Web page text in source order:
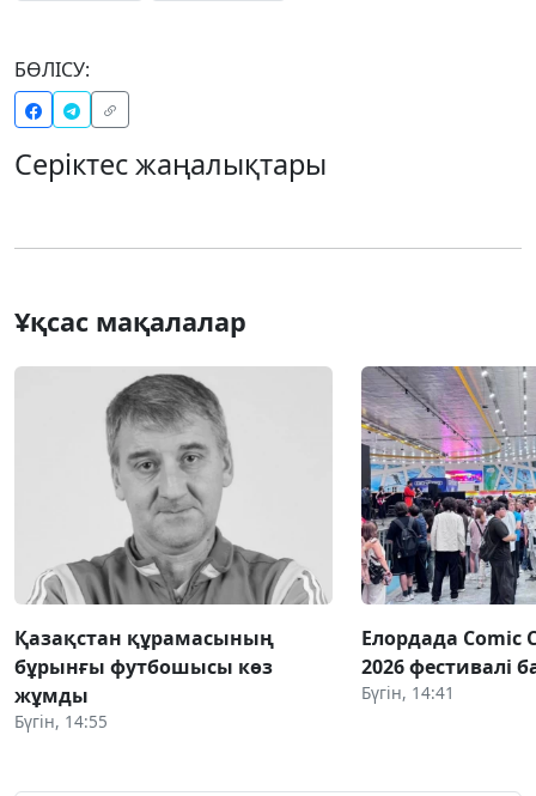
БӨЛІСУ:
Серіктес жаңалықтары
Ұқсас мақалалар
Қазақстан құрамасының
бұрынғы футбошысы көз
жұмды
Бүгін, 14:55
Елордада Comic
2026 фестивалі
Бүгін, 14:41